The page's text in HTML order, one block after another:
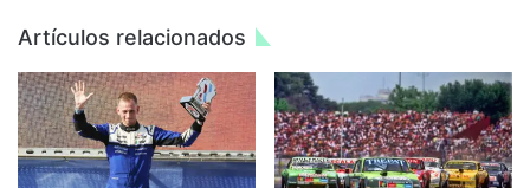
Artículos relacionados